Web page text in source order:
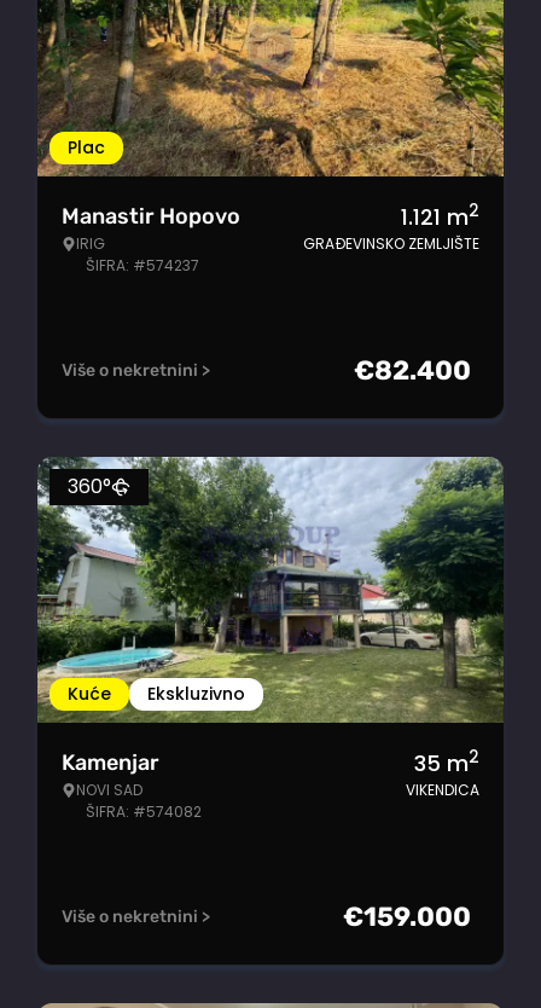
Plac
Manastir Hopovo
IRIG
ŠIFRA: #574237
1.121 m2
GRAĐEVINSKO ZEMLJIŠTE
Više o nekretnini > €82.400
Kuće Ekskluzivno
360°
Kamenjar
NOVI SAD
ŠIFRA: #574082
35 m2
VIKENDICA
Više o nekretnini > €159.000